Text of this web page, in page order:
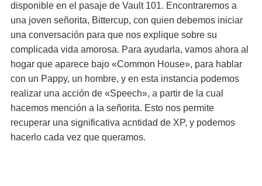
disponible en el pasaje de Vault 101. Encontraremos a
una joven señorita, Bittercup, con quien debemos iniciar
una conversación para que nos explique sobre su
complicada vida amorosa. Para ayudarla, vamos ahora al
hogar que aparece bajo «Common House», para hablar
con un Pappy, un hombre, y en esta instancia podemos
realizar una acción de «Speech», a partir de la cual
hacemos mención a la señorita. Esto nos permite
recuperar una significativa acntidad de XP, y podemos
hacerlo cada vez que queramos.